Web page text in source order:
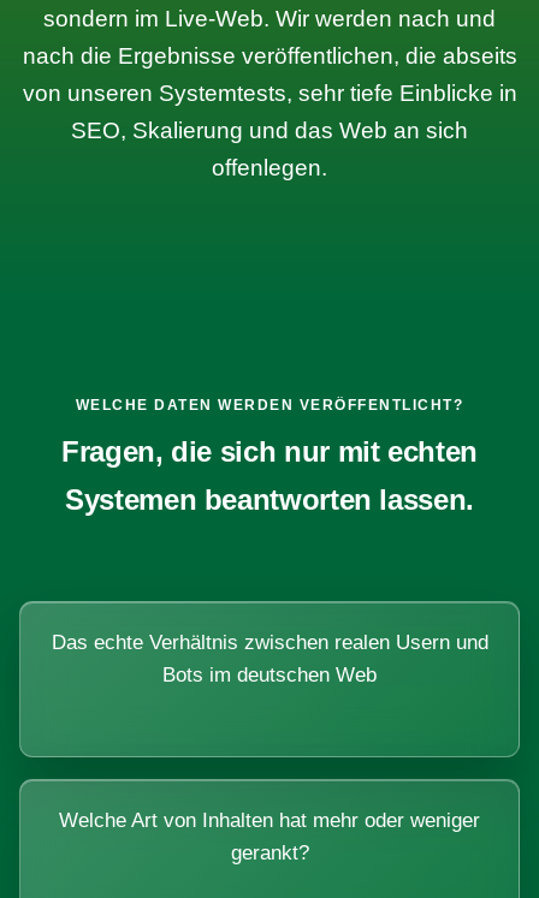
sondern im Live-Web. Wir werden nach und
nach die Ergebnisse veröffentlichen, die abseits
von unseren Systemtests, sehr tiefe Einblicke in
SEO, Skalierung und das Web an sich
offenlegen.
WELCHE DATEN WERDEN VERÖFFENTLICHT?
Fragen, die sich nur mit echten
Systemen beantworten lassen.
Das echte Verhältnis zwischen realen Usern und
Bots im deutschen Web
Welche Art von Inhalten hat mehr oder weniger
gerankt?